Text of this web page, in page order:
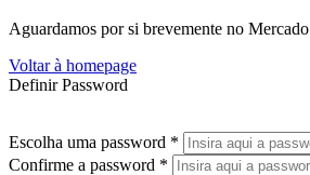
Aguardamos por si brevemente no Mercado
Voltar à homepage
Definir Password
Escolha uma password *
Confirme a password *